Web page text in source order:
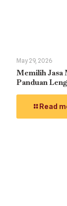
May 29, 2026
Memilih Jasa
Panduan
Read